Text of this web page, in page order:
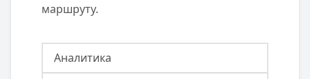
маршруту.
Аналитика